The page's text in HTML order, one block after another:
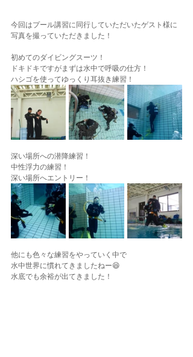
今回はプール講習に同行していただいたゲスト様に
写真を撮っていただきました！
初めてのダイビングスーツ！
ドキドキですがまずは水中で呼吸の仕方！
ハシゴを使ってゆっくり耳抜き練習！
深い場所への潜降練習！
中性浮力の練習！
深い場所へエントリー！
他にも色々な練習をやっていく中で
水中世界に慣れてきましたねー😆
水底でも余裕が出てきました！